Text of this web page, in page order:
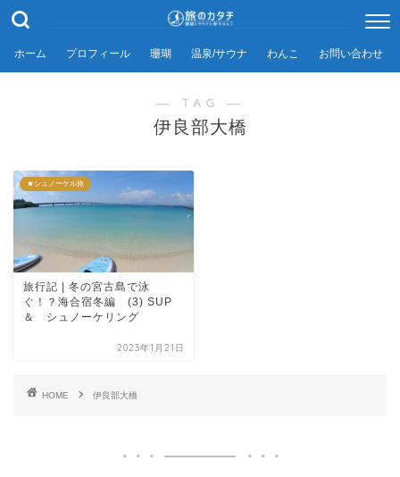
ホーム プロフィール 珊瑚 温泉/サウナ わんこ お問い合わせ
― TAG ―
伊良部大橋
★シュノーケル旅
旅行記 | 冬の宮古島で泳
ぐ！？海合宿冬編 (3) SUP
＆ シュノーケリング
2023年1月21日
HOME 伊良部大橋